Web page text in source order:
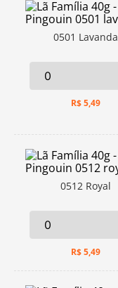
0501 Lavanda
R$5,49
0512 Royal
R$5,49